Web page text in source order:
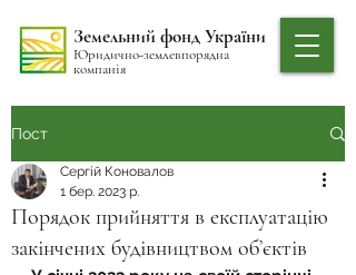
Земельний фонд України
Юридично-землевпорядна
компанія
Пост
Порядок прийняття в експлуатацію
закінчених будівництвом об’єктів
Сергій Коновалов
1 бер. 2023 р.